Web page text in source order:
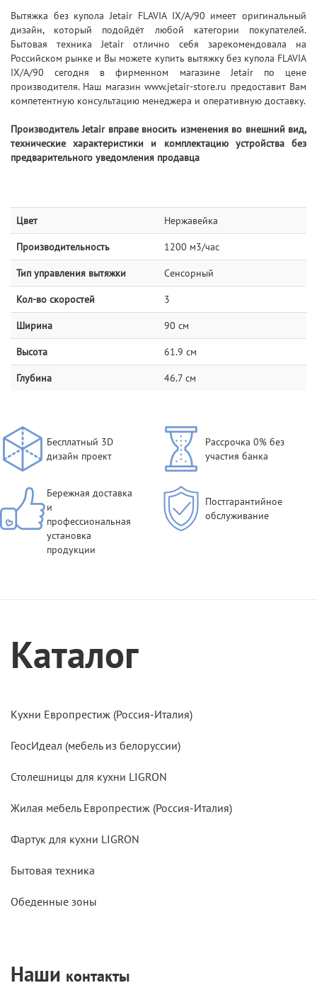
Вытяжка без купола Jetair FLAVIA IX/A/90 имеет оригинальный
дизайн, который подойдёт любой категории покупателей.
Бытовая техника Jetair отлично себя зарекомендовала на
Российском рынке и Вы можете купить вытяжку без купола FLAVIA
IX/A/90 сегодня в фирменном магазине Jetair по цене
производителя. Наш магазин www.jetair-store.ru предоставит Вам
компетентную консультацию менеджера и оперативную доставку.
Производитель Jetair вправе вносить изменения во внешний вид,
технические характеристики и комплектацию устройства без
предварительного уведомления продавца
Цвет Нержавейка
Производительность 1200 м3/час
Тип управления вытяжки Сенсорный
Кол-во скоростей 3
Ширина 90 см
Высота 61.9 см
Глубина 46.7 см
Бесплатный 3D
дизайн проект
Рассрочка 0% без
участия банка
Бережная доставка
и
профессиональная
установка
продукции
Постгарантийное
обслуживание
Каталог
Кухни Европрестиж (Россия-Италия)
ГеосИдеал (мебель из белоруссии)
Столешницы для кухни LIGRON
Жилая мебель Европрестиж (Россия-Италия)
Фартук для кухни LIGRON
Бытовая техника
Обеденные зоны
Наши контакты